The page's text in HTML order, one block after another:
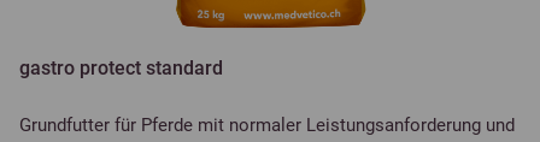
gastro protect standard
Grundfutter für Pferde mit normaler Leistungsanforderung und